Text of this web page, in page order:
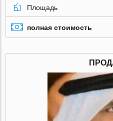
Площадь
полная стоимость